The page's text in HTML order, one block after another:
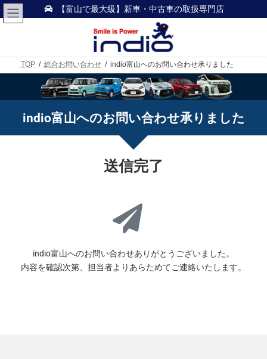
【富山で最大級】新車・中古車の取扱専門店
TOP 総合お問い合わせ indio富山へのお問い合わせ承りました
indio富山へのお問い合わせ承りました
送信完了
indio富山へのお問い合わせありがとうございました。
内容を確認次第、担当者よりあらためてご連絡いたします。